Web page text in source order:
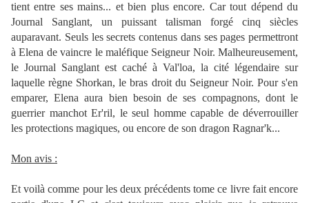
tient entre ses mains... et bien plus encore. Car tout dépend du
Journal Sanglant, un puissant talisman forgé cinq siècles
auparavant. Seuls les secrets contenus dans ses pages permettront
à Elena de vaincre le maléfique Seigneur Noir. Malheureusement,
le Journal Sanglant est caché à Val'loa, la cité légendaire sur
laquelle règne Shorkan, le bras droit du Seigneur Noir. Pour s'en
emparer, Elena aura bien besoin de ses compagnons, dont le
guerrier manchot Er'ril, le seul homme capable de déverrouiller
les protections magiques, ou encore de son dragon Ragnar'k...
Mon avis :
Et voilà comme pour les deux précédents tome ce livre fait encore